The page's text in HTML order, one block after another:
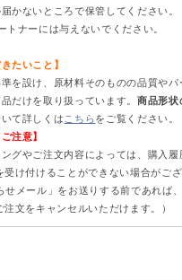
かないところで保管してください。
トナーには与えないでください。
たいこと】
を設け、原材料そのものの品質やパ
だけを取り扱っています。 商品形状
て詳しくは こちらをご覧ください。
注意】
グやご注文内容によっては、購入履
け付けることができない場合がござ
せメール」をお送りする前であれば
文をキャンセルいただけます。）